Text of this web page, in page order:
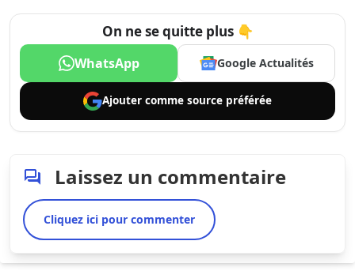
On ne se quitte plus 👇
WhatsApp Google Actualités
Ajouter comme source préférée
Laissez un commentaire
Cliquez ici pour commenter